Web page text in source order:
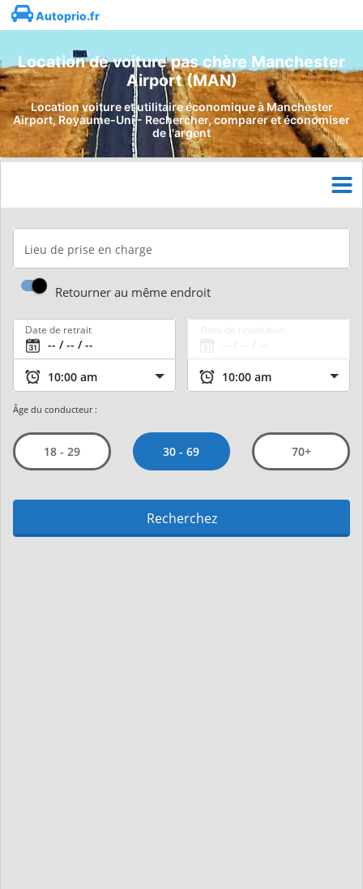
Autoprio.fr
Location de voiture pas chère Manchester
Airport (MAN)
Location voiture et utilitaire économique à Manchester
Airport, Royaume-Uni - Rechercher, comparer et économiser
de l'argent
Lieu de prise en charge
Retourner au même endroit
Date de retrait
Âge du conducteur :
18 - 29 30 - 69 70+
Recherchez